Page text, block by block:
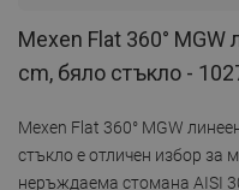
Mexen Flat 360°
cm, бяло стъкло -
Mexen Flat 360° MGW
стъкло е отличен избор за
неръждаема стомана AISI